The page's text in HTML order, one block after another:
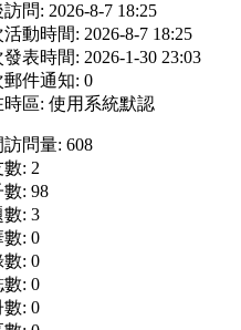
問: 2026-8-7 18:25
動時間: 2026-8-7 18:25
表時間: 2026-1-30 23:03
郵件通知: 0
時區: 使用系統默認
訪問量: 608
: 2
: 98
數: 3
: 0
: 0
數: 0
: 0